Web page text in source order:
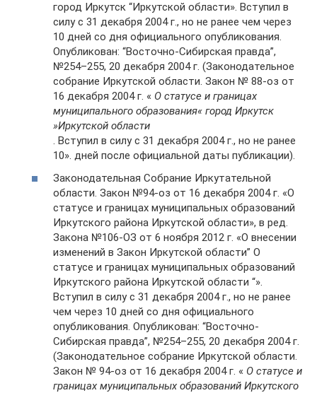
город Иркутск “Иркутской области». Вступил в
силу с 31 декабря 2004 г., но не ранее чем через
10 дней со дня официального опубликования.
Опубликован: “Восточно-Сибирская правда”,
№254–255, 20 декабря 2004 г. (Законодательное
собрание Иркутской области. Закон № 88-оз от
16 декабря 2004 г. « О статусе и границах
муниципального образования« город Иркутск
»Иркутской области
. Вступил в силу с 31 декабря 2004 г., но не ранее
10». дней после официальной даты публикации).
Законодательная Собрание Иркутательной
области. Закон №94-оз от 16 декабря 2004 г. «О
статусе и границах муниципальных образований
Иркутского района Иркутской области», в ред.
Закона №106-ОЗ от 6 ноября 2012 г. «О внесении
изменений в Закон Иркутской области” О
статусе и границах муниципальных образований
Иркутского района Иркутской области “».
Вступил в силу с 31 декабря 2004 г., но не ранее
чем через 10 дней со дня официального
опубликования. Опубликован: “Восточно-
Сибирская правда”, №254–255, 20 декабря 2004 г.
(Законодательное собрание Иркутской области.
Закон № 94-оз от 16 декабря 2004 г. « О статусе и
границах муниципальных образований Иркутского